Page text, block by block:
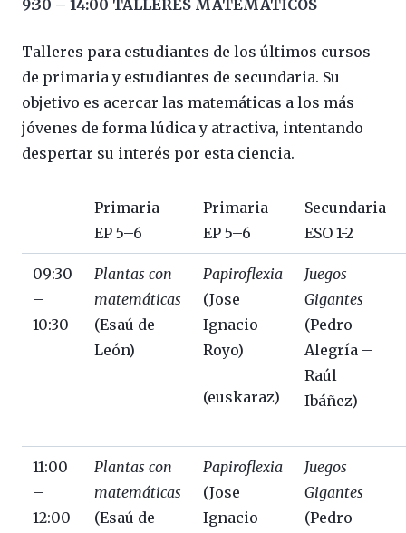
9:30 – 14:00 TALLERES MATEMÁTICOS
Talleres para estudiantes de los últimos cursos
de primaria y estudiantes de secundaria. Su
objetivo es acercar las matemáticas a los más
jóvenes de forma lúdica y atractiva, intentando
despertar su interés por esta ciencia.
Primaria
EP 5–6
Primaria
EP 5–6
Secundaria
ESO 1-2
09:30
–
10:30
Plantas con
matemáticas
(Esaú de
León)
Papiroflexia
(Jose
Ignacio
Royo)
(euskaraz)
Juegos
Gigantes
(Pedro
Alegría –
Raúl
Ibáñez)
11:00
–
12:00
Plantas con
matemáticas
(Esaú de
Papiroflexia
(Jose
Ignacio
Juegos
Gigantes
(Pedro